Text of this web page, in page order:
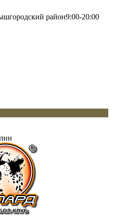
район9:00-20:00